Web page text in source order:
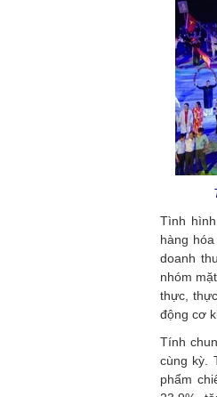
Tình
hàng
doanh
nhóm
thực,
động cơ
Tính
cùng kỳ.
phẩm